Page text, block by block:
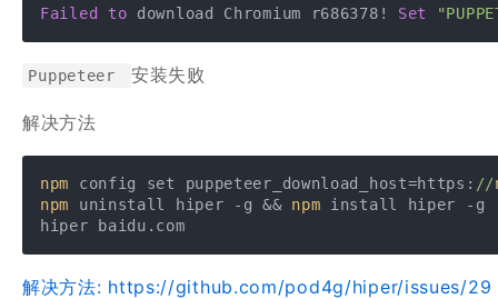
Failed
to download Chromium r686378! Set
Puppeteer 安装失败
解决方法
npm config set puppeteer_download_host=https: //
npm uninstall hiper -g && npm install hiper -g
hiper baidu.com
解决方法: https://github.com/pod4g/hiper/issues/29